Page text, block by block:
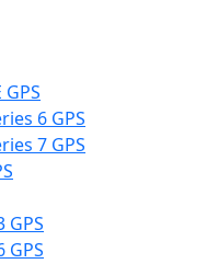
6 GPS
7 GPS
GPS
GPS